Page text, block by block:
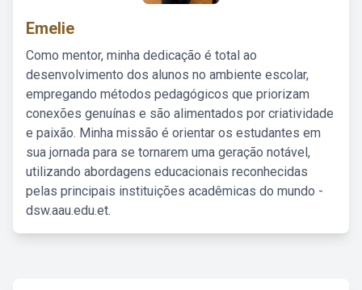
Emelie
Como mentor, minha dedicação é total ao
desenvolvimento dos alunos no ambiente escolar,
empregando métodos pedagógicos que priorizam
conexões genuínas e são alimentados por criatividade
e paixão. Minha missão é orientar os estudantes em
sua jornada para se tornarem uma geração notável,
utilizando abordagens educacionais reconhecidas
pelas principais instituições acadêmicas do mundo -
dsw.aau.edu.et.